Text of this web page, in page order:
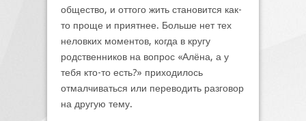
общество, и оттого жить становится как-
то проще и приятнее. Больше нет тех
неловких моментов, когда в кругу
родственников на вопрос «Алёна, а у
тебя кто-то есть?» приходилось
отмалчиваться или переводить разговор
на другую тему.